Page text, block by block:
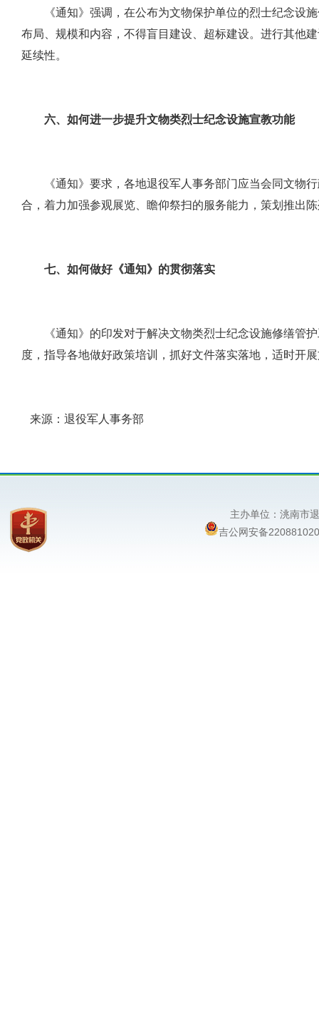
《通知》强调，在公布为文物保护单位的烈士纪念设
布局、规模和内容，不得盲目建设、超标建设。进行其他
延续性。
六、如何进一步提升文物类烈士纪念设施宣教功能
《通知》要求，各地退役军人事务部门应当会同文物
合，着力加强参观展览、瞻仰祭扫的服务能力，策划推出
七、如何做好《通知》的贯彻落实
《通知》的印发对于解决文物类烈士纪念设施修缮管
度，指导各地做好政策培训，抓好文件落实落地，适时开
来源：退役军人事务部
主办单位：洮南
吉公网安备